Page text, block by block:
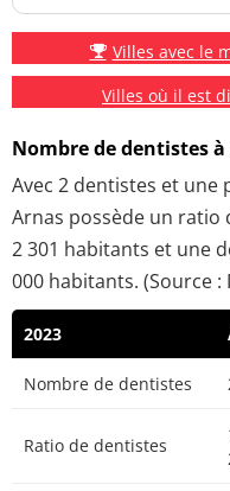
Villes avec le
Villes où il est
Nombre de dentistes
Avec 2 dentistes et une
Arnas possède un ratio
2 301 habitants et une
000 habitants. (Source :
2023
Nombre de dentistes
Ratio de dentistes